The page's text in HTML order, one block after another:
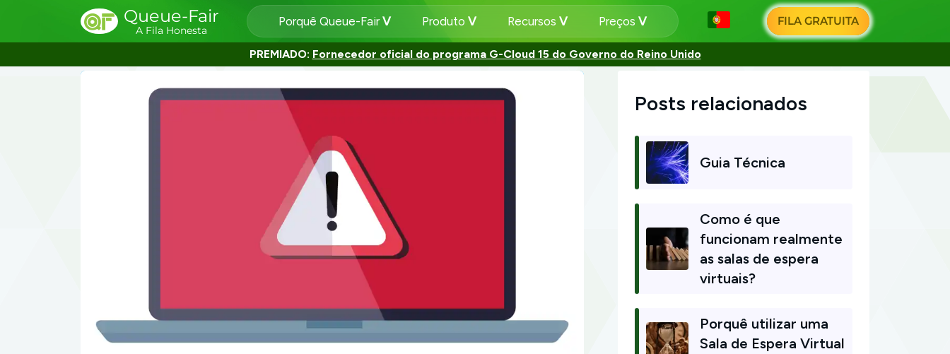
Queue-Fair
A Fila Honesta
Porquê Queue-Fair Produto Recursos Preços FILA GRATUITA
PREMIADO: Fornecedor oficial do programa G-Cloud 15 do Governo do Reino Unido
Posts relacionados
Guia Técnica
Como é que
funcionam realmente
as salas de espera
virtuais?
Porquê utilizar uma
Sala de Espera Virtual